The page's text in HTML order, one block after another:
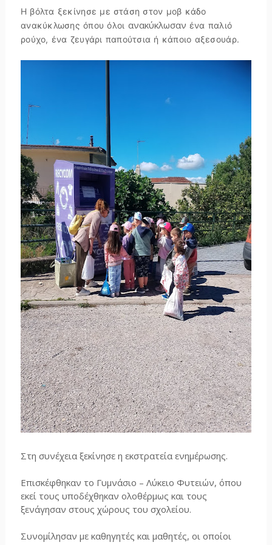
Η βόλτα ξεκίνησε με στάση στον μοβ κάδο
ανακύκλωσης όπου όλοι ανακύκλωσαν ένα παλιό
ρούχο, ένα ζευγάρι παπούτσια ή κάποιο αξεσουάρ.
Στη συνέχεια ξεκίνησε η εκστρατεία ενημέρωσης.
Επισκέφθηκαν το Γυμνάσιο – Λύκειο Φυτειών, όπου
εκεί τους υποδέχθηκαν ολοθέρμως και τους
ξενάγησαν στους χώρους του σχολείου.
Συνομίλησαν με καθηγητές και μαθητές, οι οποίοι